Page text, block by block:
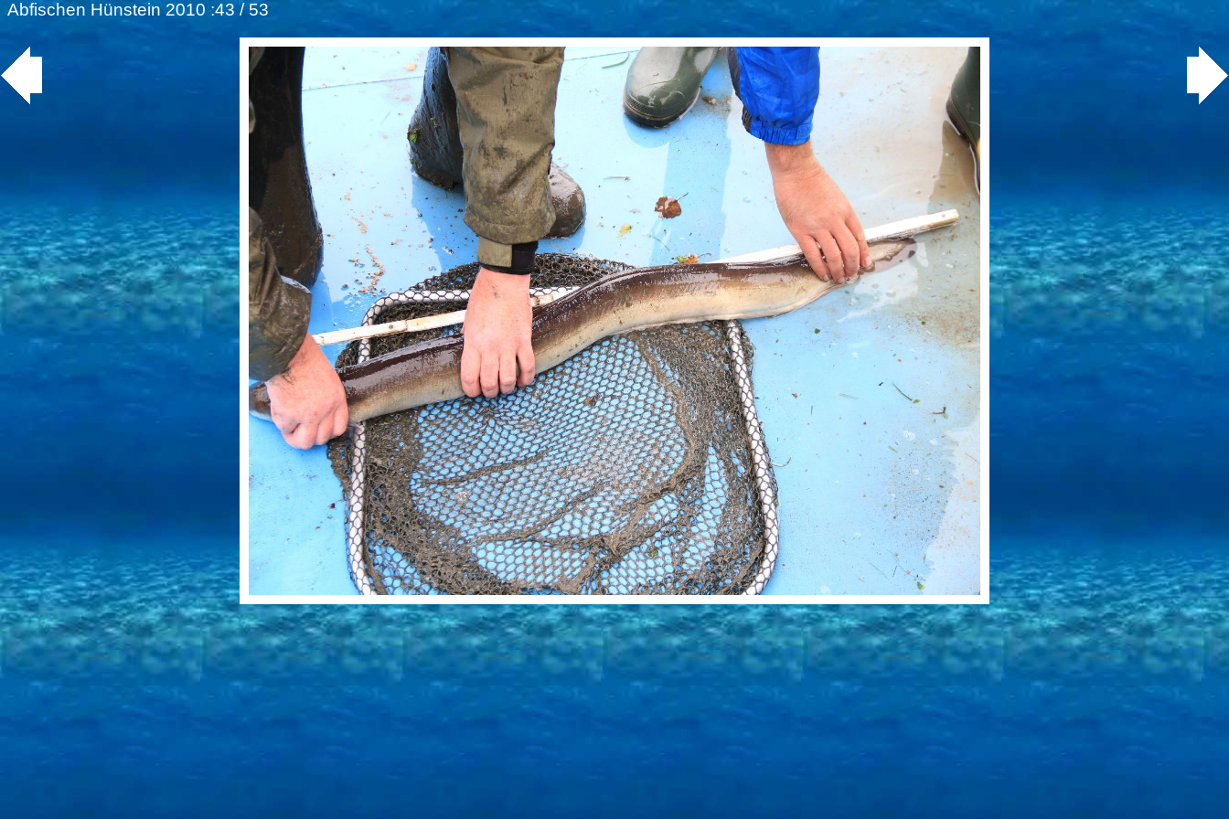
Abfischen Hünstein 2010 :43 / 53